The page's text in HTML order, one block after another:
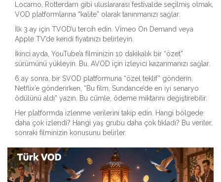
Locarno, Rotterdam gibi uluslararası festivalde seçilmiş olmak,
VOD platformlarına “kalite” olarak tanınmanızı sağlar.
İlk 3 ay için TVOD’u tercih edin. Vimeo On Demand veya
Apple TV’de kendi fiyatınızı belirleyin.
İkinci ayda, YouTube’a filminizin 10 dakikalık bir “özet”
sürümünü yükleyin. Bu, AVOD için izleyici kazanmanızı sağlar.
6 ay sonra, bir SVOD platformuna “özel teklif” gönderin.
Netflix’e gönderirken, “Bu film, Sundance’de en iyi senaryo
ödülünü aldı” yazın. Bu cümle, ödeme miktarını değiştirebilir.
Her platformda izlenme verilerini takip edin. Hangi bölgede
daha çok izlendi? Hangi yaş grubu daha çok tıkladı? Bu veriler,
sonraki filminizin konusunu belirler.